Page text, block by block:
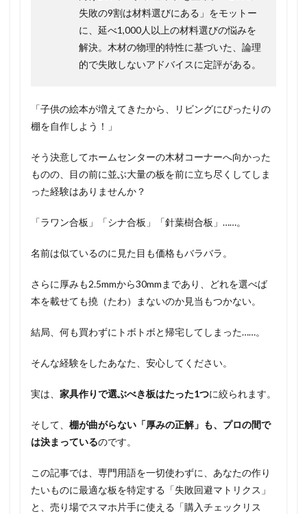
失敗の9割は材料選びにある」をモットー
に、延べ1,000人以上の材料選びの悩みを
解決。木材の物理的特性に基づいた、論理
的で失敗しないアドバイスに定評がある。
「子供の絵本が増えてきたから、リビングにぴったりの
棚を自作しよう！」
そう決意してホームセンターの木材コーナーへ向かった
ものの、目の前に並ぶ大量の板を前に立ち尽くしてしま
った経験はありませんか？
「ラワン合板」「シナ合板」「針葉樹合板」……。
名前は似ているのに見た目も価格もバラバラ。
さらに厚みも2.5mmから30mmまであり、どれを選べば
本を載せても撓（たわ）まないのか見当もつかない。
結局、何も買わずにトボトボと帰宅してしまった……。
そんな経験をしたあなた、安心してください。
実は、 家具作りで選ぶべき板はたった1つに絞られます。
そして、 棚が曲がらない「厚みの正解」も、プロの間で
は決まっているのです。
この記事では、専門用語を一切使わずに、あなたの作り
たいものに最適な板を特定する「失敗回避マトリクス」
と、売り場でスマホ片手に使える「購入チェックリス